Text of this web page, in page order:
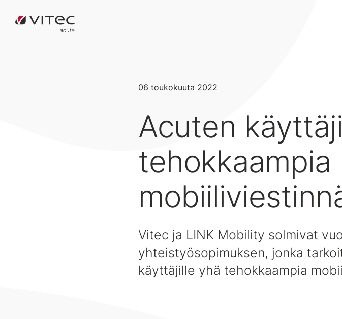
06 toukokuuta 2022
Acuten
tehokkaampia
Vitec ja LINK Mobility solmivat
yhteistyösopimuksen, jonka
käyttäjille yhä tehokkaampia